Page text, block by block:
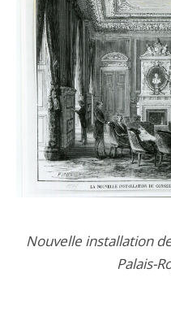
Nouvelle installation
Palais-